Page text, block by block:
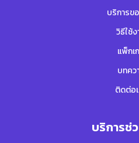
บริการข
วิธีใช้
แพ็กเ
บทคว
ติดต่อ
บริการช่